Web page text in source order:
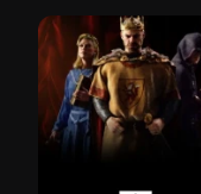
DLC: Galactic
DLC: Astral Planes
DLC: The Machine
DLC: Cosmic Storms
DLC: Rick the